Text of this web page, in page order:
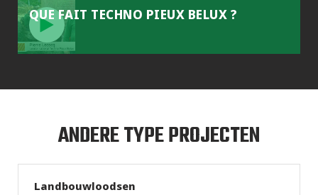
QUE FAIT TECHNO PIEUX BELUX ?
ANDERE TYPE PROJECTEN
Landbouwloodsen